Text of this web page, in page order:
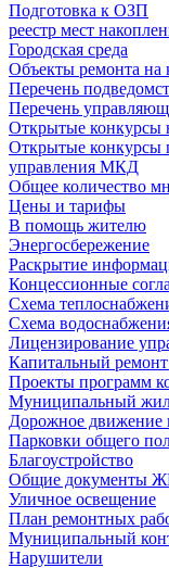
Подготовка к ОЗП
реестр мест
Городская среда
Объекты ремонта на
Перечень
Перечень
Открытые конкурсы
Открытые конкурсы
управления МКД
Общее количество
Цены и тарифы
В помощь жителю
Энергосбережение
Раскрытие
Концессионные
Схема
Схема
Лицензирование
Капитальный
Проекты программ
Муниципальный
Дорожное движение
Парковки общего
Благоустройство
Общие документы
Уличное освещение
План ремонтных
Муниципальный
Нарушители